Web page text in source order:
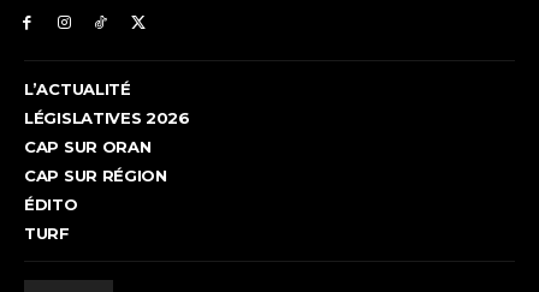
L’ACTUALITÉ
LÉGISLATIVES 2026
CAP SUR ORAN
CAP SUR RÉGION
ÉDITO
TURF